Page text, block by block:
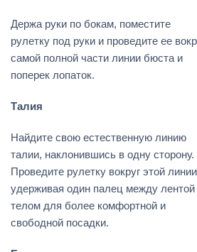
Держа руки по бокам, поместите
рулетку под руки и проведите ее
самой полной части линии бюста и
поперек лопаток.
Талия
Найдите свою естественную линию
талии, наклонившись в одну сторону.
Проведите рулетку вокруг этой
удерживая один палец между лентой
телом для более комфортной и
свободной посадки.